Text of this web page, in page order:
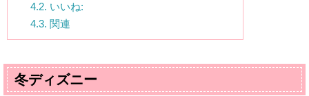
4.2. いいね:
4.3. 関連
冬ディズニー